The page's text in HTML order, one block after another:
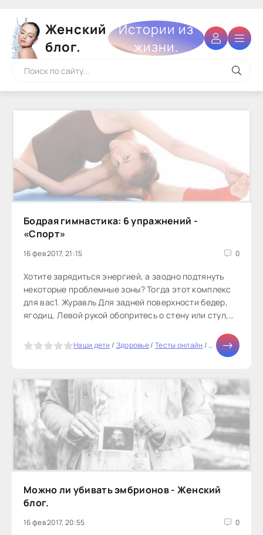
Женский
блог.
Истории из
жизни.
Бодрая гимнастика: 6 упражнений -
«Спорт»
16 фев 2017, 21:15 0
Хотите зарядиться энергией, а заодно подтянуть
некоторые проблемные зоны? Тогда этот комплекс
для вас1. Журавль Для задней поверхности бедер,
ягодиц. Левой рукой обопритесь о стену или стул,
Наши дети / Здоровье/ Тесты онлайн/ Отношения
Можно ли убивать эмбрионов - Женский
блог.
16 фев 2017, 20:55 0